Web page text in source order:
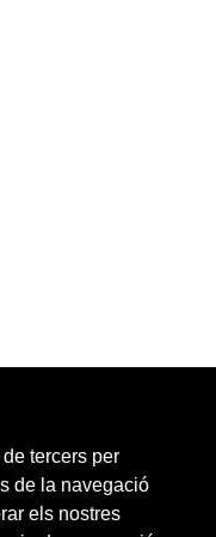
tercers per
de la navegació
els nostres
Contacter